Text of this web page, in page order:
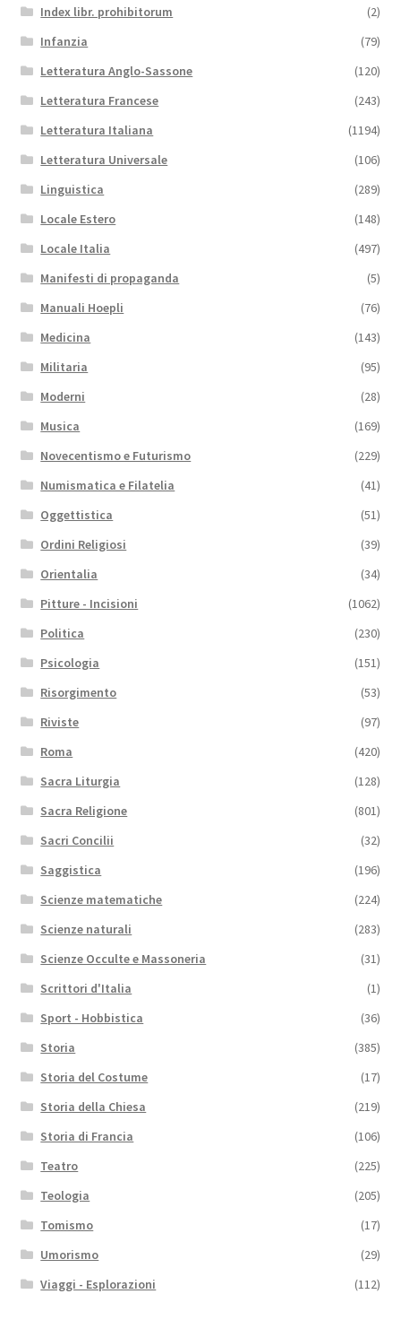
Index libr. prohibitorum
(2)
Infanzia
(79)
Letteratura Anglo-Sassone
(120)
Letteratura Francese
(243)
Letteratura Italiana
(1194)
Letteratura Universale
(106)
Linguistica
(289)
Locale Estero
(148)
Locale Italia
(497)
Manifesti di propaganda
(5)
Manuali Hoepli
(76)
Medicina
(143)
Militaria
(95)
Moderni
(28)
Musica
(169)
Novecentismo e Futurismo
(229)
Numismatica e Filatelia
(41)
Oggettistica
(51)
Ordini Religiosi
(39)
Orientalia
(34)
Pitture - Incisioni
(1062)
Politica
(230)
Psicologia
(151)
Risorgimento
(53)
Riviste
(97)
Roma
(420)
Sacra Liturgia
(128)
Sacra Religione
(801)
Sacri Concilii
(32)
Saggistica
(196)
Scienze matematiche
(224)
Scienze naturali
(283)
Scienze Occulte e Massoneria
(31)
Scrittori d'Italia
(1)
Sport - Hobbistica
(36)
Storia
(385)
Storia del Costume
(17)
Storia della Chiesa
(219)
Storia di Francia
(106)
Teatro
(225)
Teologia
(205)
Tomismo
(17)
Umorismo
(29)
Viaggi - Esplorazioni
(112)